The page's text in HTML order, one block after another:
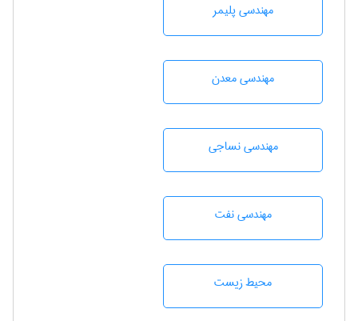
مهندسی پليمر
مهندسی معدن
مهندسي نساجی
مهندسی نفت
محيط زيست